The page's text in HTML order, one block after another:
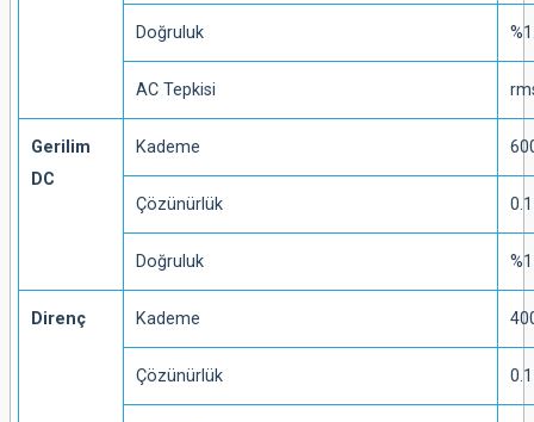
Doğruluk
AC Tepkisi
Gerilim
DC
Kademe
Çözünürlük
Doğruluk
Direnç Kademe
Çözünürlük